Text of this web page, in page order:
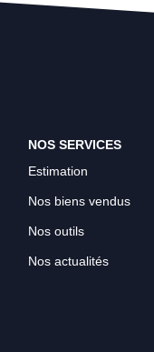
NOS SERVICES
Estimation
Nos biens vendus
Nos outils
Nos actualités